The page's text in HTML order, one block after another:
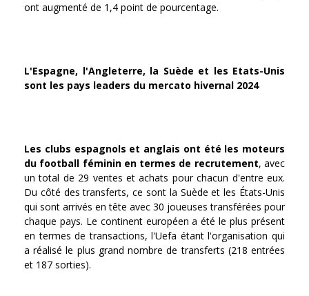
ont augmenté de 1,4 point de pourcentage.
L'Espagne, l'Angleterre, la Suède et les Etats-Unis
sont les pays leaders du mercato hivernal 2024
Les clubs espagnols et anglais ont été les moteurs
du football féminin en termes de recrutement, avec
un total de 29 ventes et achats pour chacun d'entre eux.
Du côté des transferts, ce sont la Suède et les États-Unis
qui sont arrivés en tête avec 30 joueuses transférées pour
chaque pays. Le continent européen a été le plus présent
en termes de transactions, l'Uefa étant l'organisation qui
a réalisé le plus grand nombre de transferts (218 entrées
et 187 sorties).